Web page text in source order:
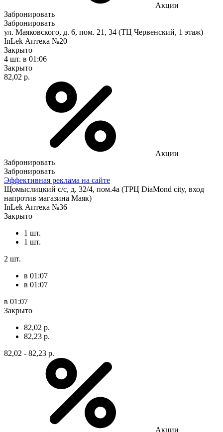
Акции
Забронировать
Забронировать
ул. Маяковского, д. 6, пом. 21, 34 (ТЦ Червенский, 1 этаж)
InLek Аптека №20
Закрыто
4 шт. в 01:06
Закрыто
82,02 р.
Акции
Забронировать
Забронировать
Эффективная реклама на сайте
Щомыслицкий с/с, д. 32/4, пом.4а (ТРЦ DiaMond city, вход
напротив магазина Маяк)
InLek Аптека №36
Закрыто
1 шт.
1 шт.
2 шт.
в 01:07
в 01:07
в 01:07
Закрыто
82,02 р.
82,23 р.
82,02 - 82,23 р.
Акции